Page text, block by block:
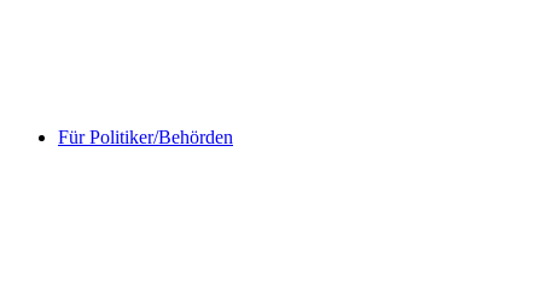
Für Politiker/Behörden